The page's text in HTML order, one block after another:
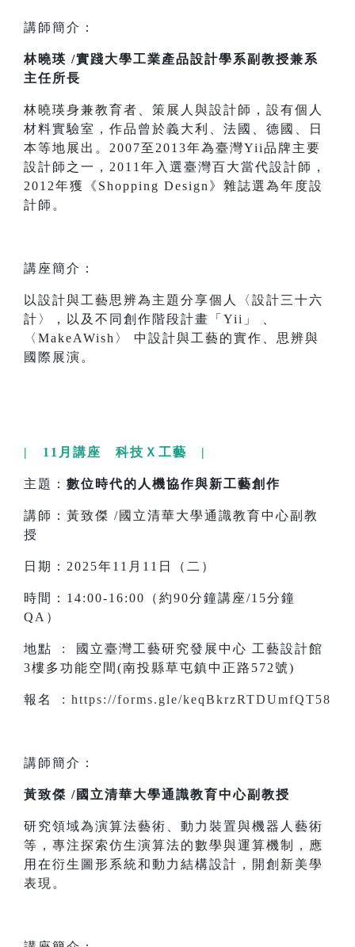
講師簡介：
林曉瑛 /實踐大學工業產品設計學系副教授兼系
主任所長
林曉瑛身兼教育者、策展人與設計師，設有個人
材料實驗室，作品曾於義大利、法國、德國、日
本等地展出。2007至2013年為臺灣Yii品牌主要
設計師之一，2011年入選臺灣百大當代設計師，
2012年獲《Shopping Design》雜誌選為年度設
計師。
講座簡介：
以設計與工藝思辨為主題分享個人〈設計三十六
計〉，以及不同創作階段計畫「Yii」 、
〈MakeAWish〉 中設計與工藝的實作、思辨與
國際展演。
| 11月講座 科技Ｘ工藝 |
主題： 數位時代的人機協作與新工藝創作
講師：黃致傑 /國立清華大學通識教育中心副教
授
日期：2025年11月11日（二）
時間：14:00-16:00（約90分鐘講座/15分鐘
QA）
地點 : 國立臺灣工藝研究發展中心 工藝設計館
3樓多功能空間(南投縣草屯鎮中正路572號)
報名 : https://forms.gle/keqBkrzRTDUmfQT58
講師簡介：
黃致傑 /國立清華大學通識教育中心副教授
研究領域為演算法藝術、動力裝置與機器人藝術
等，專注探索仿生演算法的數學與運算機制，應
用在衍生圖形系統和動力結構設計，開創新美學
表現。